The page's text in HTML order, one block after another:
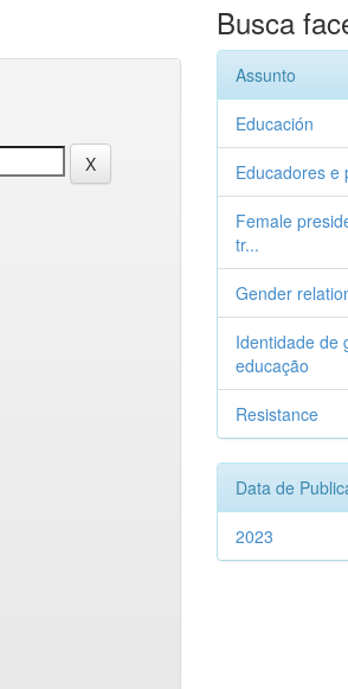
Busca
Assunto
Educación
Educadores e
Female
tr...
Gender
Identidade de
educação
Resistance
Data de
2023